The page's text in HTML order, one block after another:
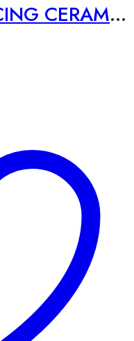
SOLUTION BALANCING CERAMIDE SHEET MASK – 25ml